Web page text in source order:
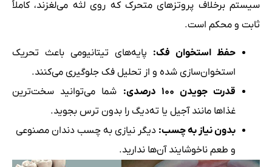
سیستم برخلاف پروتزهای متحرک که روی لثه می‌لغزند، کاملاً
ثابت و محکم است.
حفظ استخوان فک: پایه‌های تیتانیومی باعث تحریک
استخوان‌سازی شده و از تحلیل فک جلوگیری می‌کنند.
قدرت جویدن ۱۰۰ درصدی:
شما می‌توانید سخت‌ترین
غذاها مانند آجیل یا ته‌دیگ را بدون ترس بجوید.
بدون نیاز به چسب: دیگر نیازی به چسب دندان مصنوعی
و طعم ناخوشایند آن‌ها ندارید.